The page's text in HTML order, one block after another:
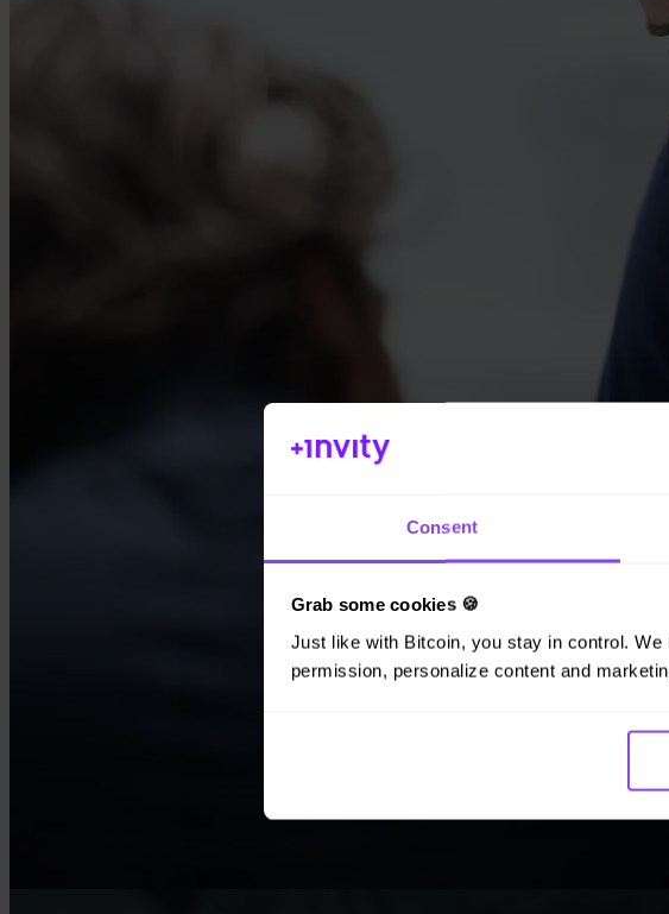
Consent
Grab some cookies 🍪
Just like with Bitcoin, you stay in control.
permission, personalize content and